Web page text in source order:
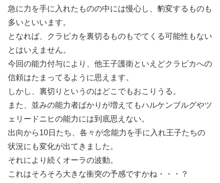
急に力を手に入れたものの中には慢心し、豹変するものも
多いといいます。
となれば、クラピカを裏切るものもでてくる可能性もない
とはいえません。
今回の能力付与により、他王子護衛といえどクラピカへの
信頼はたまってるように思えます。
しかし、裏切りというのはどこでもおこりうる。
また、並みの能力者ばかりが増えてもハルケンブルグやツ
ェリードニヒの能力には到底思えない。
出向から10日たち、各々が念能力を手に入れ王子たちの
状況にも変化が出てきました。
それにより続くオーラの波動。
これはそろそろ大きな衝突の予感ですかね・・・？